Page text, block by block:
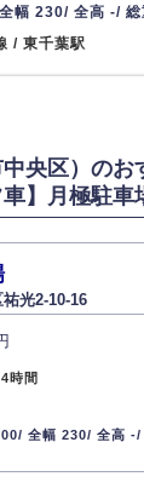
幅 230/ 全高 -/ 総
/ 東千葉駅
央区）のお
車】月極駐車
光2-10-16
時間
全幅 230/ 全高 -/